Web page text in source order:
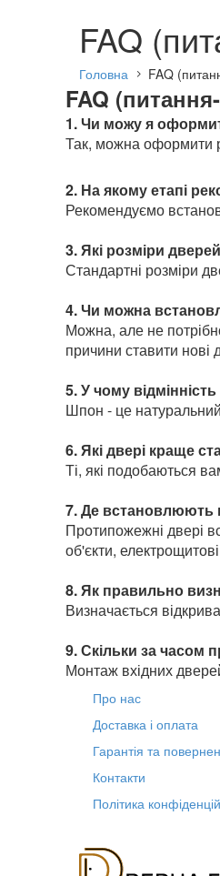
FAQ
Головна FAQ
FAQ
1. Чи можу я
Так, можна оформити
2. На якому етапі
Рекомендуємо
3. Які розміри
Стандартні розміри
4. Чи можна
Можна, але не
причини ставити нові
5. У чому
Шпон - це
6. Які двері краще
Ті, які подобаються
7. Де встановлюють
Протипожежні двері
об'єкти,
8. Як правильно
Визначається
9. Скільки за часом
Монтаж вхідних
Про нас
Доставка і оплата
Гарантія та
Контакти
Політика